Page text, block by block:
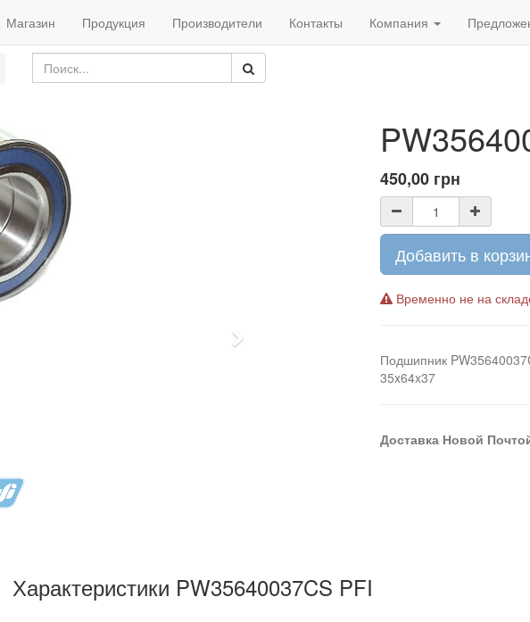
Магазин Продукция Производители Контакты Компания
Next
450,00 грн
Добавить в
Временно не на
Подшипник
35x64x37
Доставка Новой
Характеристики PW35640037CS PFI